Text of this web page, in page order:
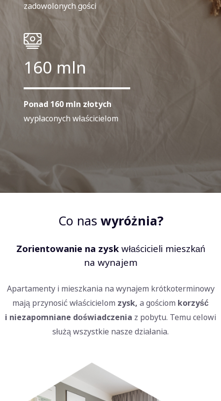
zadowolonych gości
160 mln
Ponad 160 mln złotych
wypłaconych właścicielom
Co nas wyróżnia?
Zorientowanie na zyskwłaścicieli mieszkań
na wynajem
Apartamenty i mieszkania na wynajem krótkoterminowy
mają przynosić właścicielom zysk, a gościom korzyść
i niezapomniane doświadczenia z pobytu. Temu celowi
służą wszystkie nasze działania.